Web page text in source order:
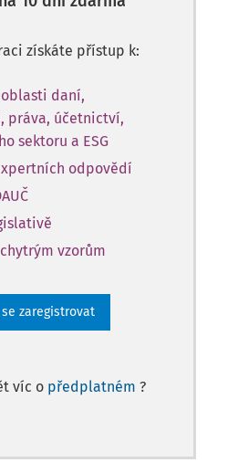
získáte přístup k:
oblasti daní,
práva, účetnictví,
sektoru a ESG
odpovědí
vzorům
se zaregistrovat
víc o předplatném ?